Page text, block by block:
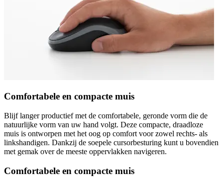
Comfortabele en compacte muis
Blijf langer productief met de comfortabele, geronde vorm die de
natuurlijke vorm van uw hand volgt. Deze compacte, draadloze
muis is ontworpen met het oog op comfort voor zowel rechts- als
linkshandigen. Dankzij de soepele cursorbesturing kunt u bovendien
met gemak over de meeste oppervlakken navigeren.
Comfortabele en compacte muis